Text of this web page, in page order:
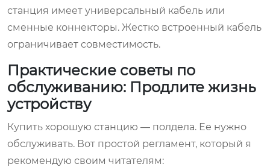
станция имеет универсальный кабель или
сменные коннекторы. Жестко встроенный кабель
ограничивает совместимость.
Практические советы по
обслуживанию: Продлите жизнь
устройству
Купить хорошую станцию — полдела. Ее нужно
обслуживать. Вот простой регламент, который я
рекомендую своим читателям: